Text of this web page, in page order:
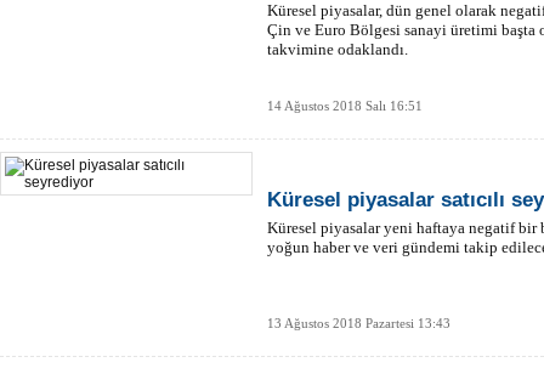
Küresel piyasalar, dün genel olarak
Çin ve Euro Bölgesi sanayi üretimi başta
takvimine odaklandı.
14 Ağustos 2018 Salı 16:51
Küresel piyasalar satıcılı
Küresel piyasalar yeni haftaya negatif bir
yoğun haber ve veri gündemi takip
13 Ağustos 2018 Pazartesi 13:43